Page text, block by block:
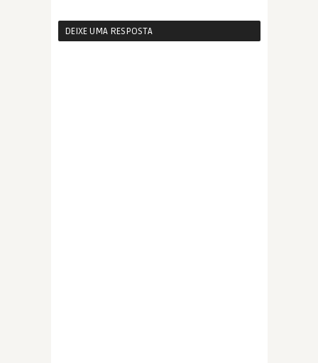
DEIXE UMA RESPOSTA